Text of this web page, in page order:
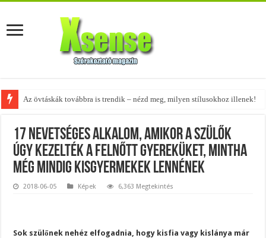
Az övtáskák továbbra is trendik – nézd meg, milyen stílusokhoz illenek!
A tökéletes táskák férfiaknak – fedezd fel az 5 legjobb fazont!
17 nevetséges alkalom, amikor a szülők
úgy kezelték a felnőtt gyereküket, mintha
még mindig kisgyermekek lennének
2018-06-05 Képek 6,363 Megtekintés
Sok szülőnek nehéz elfogadnia, hogy kisfia vagy kislánya már